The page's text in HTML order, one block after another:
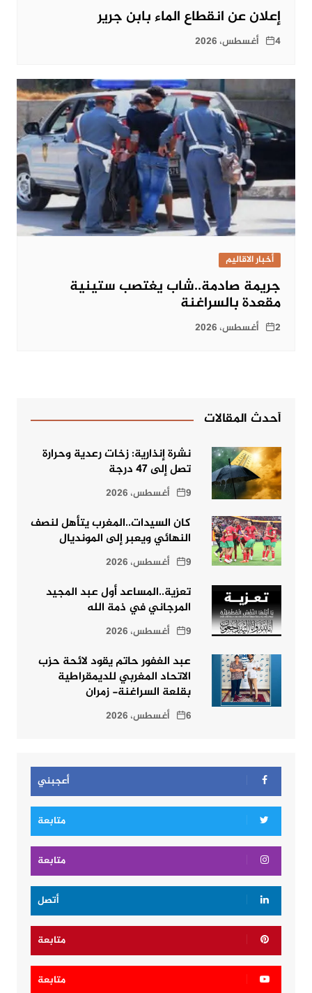
إعلان عن انقطاع الماء بابن جرير
4 أغسطس، 2026
أخبار الاقاليم
جريمة صادمة..شاب يغتصب ستينية
مقعدة بالسراغنة
2 أغسطس، 2026
أحدث المقالات
نشرة إنذارية: زخات رعدية وحرارة
تصل إلى 47 درجة
9 أغسطس، 2026
كان السيدات..المغرب يتأهل لنصف
النهائي ويعبر إلى المونديال
9 أغسطس، 2026
تعزية..المساعد أول عبد المجيد
المرجاني في ذمة الله
9 أغسطس، 2026
عبد الغفور حاتم يقود لائحة حزب
الاتحاد المغربي للديمقراطية
بقلعة السراغنة- زمران
6 أغسطس، 2026
أعجبني
متابعة
متابعة
أتصل
متابعة
متابعة